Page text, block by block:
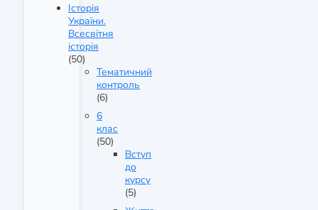
Історія
України.
Всесвітня
історія
(50)
Тематичний
контроль
(6)
6
клас
(50)
Вступ
до
курсу
(5)